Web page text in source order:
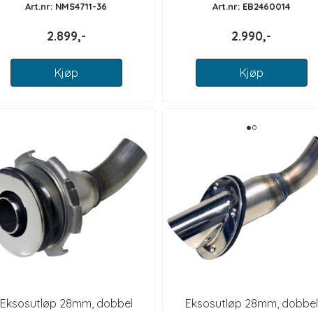
Art.nr: NMS4711-36
2.899,-
Kjøp
Art.nr: EB2460014
2.990,-
Kjøp
Eksosutløp 28mm, dobbel
Eksosutløp 28mm, dobbel